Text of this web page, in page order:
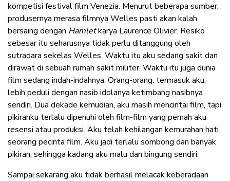
kompetisi festival film Venezia. Menurut beberapa sumber,
produsernya merasa filmnya Welles pasti akan kalah
bersaing dengan Hamletkarya Laurence Olivier. Resiko
sebesar itu seharusnya tidak perlu ditanggung oleh
sutradara sekelas Welles. Waktu itu aku sedang sakit dan
dirawat di sebuah rumah sakit militer. Waktu itu juga dunia
film sedang indah-indahnya. Orang-orang, termasuk aku,
lebih peduli dengan nasib idolanya ketimbang nasibnya
sendiri. Dua dekade kemudian, aku masih mencintai film, tapi
pikiranku terlalu dipenuhi oleh film-film yang pernah aku
resensi atau produksi. Aku telah kehilangan kemurahan hati
seorang pecinta film. Aku jadi terlalu sombong dan banyak
pikiran, sehingga kadang aku malu dan bingung sendiri.
Sampai sekarang aku tidak berhasil melacak keberadaan